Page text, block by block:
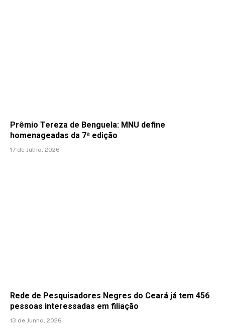
Prêmio Tereza de Benguela: MNU define
homenageadas da 7ª edição
17 de Julho, 2026
Rede de Pesquisadores Negres do Ceará já tem 456
pessoas interessadas em filiação
13 de Junho, 2026